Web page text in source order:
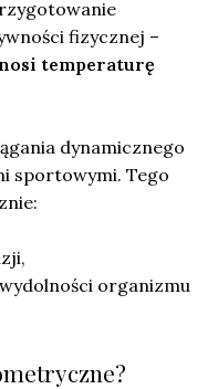
fizycznej –
temperaturę
dynamicznego
sportowymi. Tego
organizmu